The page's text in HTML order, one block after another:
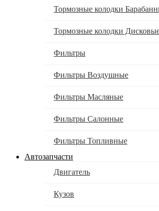
Тормозные колодки
Тормозные колодки
Фильтры
Фильтры Воздушные
Фильтры Масляные
Фильтры Салонные
Фильтры Топливные
Автозапчасти
Двигатель
Кузов